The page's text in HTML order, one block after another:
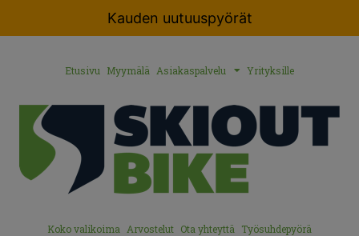
Kauden uutuuspyörät
Etusivu Myymälä Asiakaspalvelu Yrityksille
Koko valikoima Arvostelut Ota yhteyttä Työsuhdepyörä